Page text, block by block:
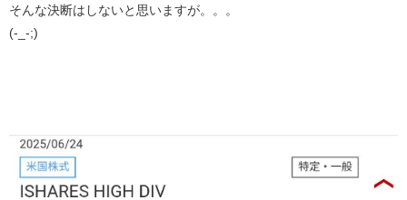
そんな決断はしないと思いますが。。。
(-_-;)